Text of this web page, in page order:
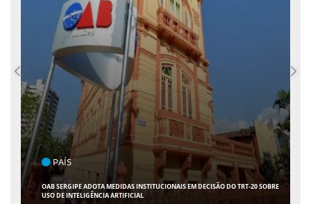
POLÍTICA
FLÁVIO CONFIRMA 47 APOIOS AO SENADO; VEJA QUAIS SÃO OS NOMES